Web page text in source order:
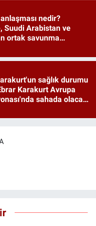
nedir?
Suudi Arabistan ve
ortak savunma
sağlık durumu
Karakurt Avrupa
sahada olacak